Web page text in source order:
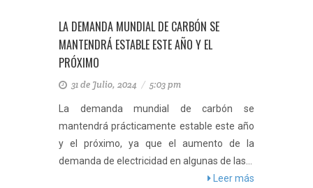
LA DEMANDA MUNDIAL DE CARBÓN SE
MANTENDRÁ ESTABLE ESTE AÑO Y EL
PRÓXIMO
31 de Julio, 2024 / 5:03 pm
La demanda mundial de carbón se
mantendrá prácticamente estable este año
y el próximo, ya que el aumento de la
demanda de electricidad en algunas de las...
Leer más